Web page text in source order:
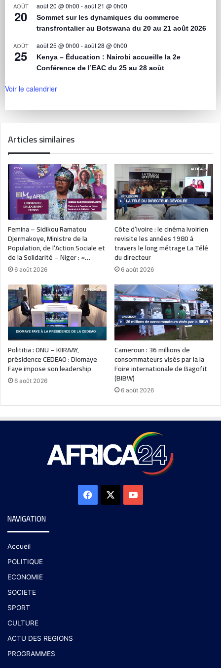
AOÛT
20
août 20 @ 0h00 -août 21 @ 0h00
Sommet sur les dynamiques du commerce
transfrontalier au Botswana du 20 au 21 août 2026
AOÛT
25
août 25 @ 0h00 -août 28 @ 0h00
Kenya – Éducation : Nairobi accueille la 2e
Conférence de l’EAC du 25 au 28 août
Voir le calendrier
Articles similaires
Femina – Sidikou Ramatou
Djermakoye, Ministre de la
Population, de l’Action Sociale et
de la Solidarité – Niger : «…
6 août 2026
Côte d’Ivoire : le cinéma ivoirien
revisite les années 1980 à
travers le long métrage La Télé
du directeur
6 août 2026
Polititia : ONU – KIIRAAY,
présidence CEDEAO : Diomaye
Faye impose son leadership
6 août 2026
Cameroun : 36 millions de
consommateurs visés par la la
Foire internationale de Bagofit
(BIBW)
6 août 2026
NAVIGATION
Accueil
POLITIQUE
ECONOMIE
SOCIETE
SPORT
CULTURE
ACTU DES REGIONS
PROGRAMMES